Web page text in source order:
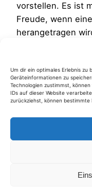
Um dir ein optimales Erlebnis zu
Geräteinformationen zu
Technologien zustimmst,
IDs auf dieser Website
zurückziehst, können
vorstellen. Es ist
Freude, wenn
herangetragen
Malkunst
Es ist dann eine
Herausforderung
26. Mai 2024